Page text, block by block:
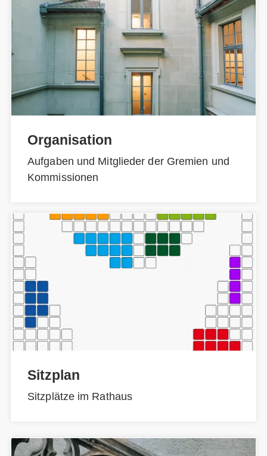
Organisation
Aufgaben und Mitglieder der Gremien und
Kommissionen
Sitzplan
Sitzplätze im Rathaus